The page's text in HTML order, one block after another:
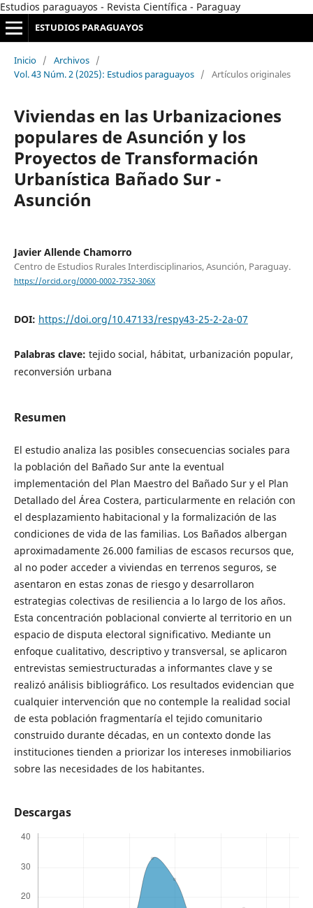
Estudios paraguayos - Revista Científica - Paraguay
ESTUDIOS PARAGUAYOS
Inicio / Archivos /
Vol. 43 Núm. 2 (2025): Estudios paraguayos / Artículos originales
Viviendas en las Urbanizaciones
populares de Asunción y los
Proyectos de Transformación
Urbanística Bañado Sur -
Asunción
Javier Allende Chamorro
Centro de Estudios Rurales Interdisciplinarios, Asunción, Paraguay.
https://orcid.org/0000-0002-7352-306X
DOI: https://doi.org/10.47133/respy43-25-2-2a-07
Palabras clave: tejido social, hábitat, urbanización popular,
reconversión urbana
Resumen
El estudio analiza las posibles consecuencias sociales para
la población del Bañado Sur ante la eventual
implementación del Plan Maestro del Bañado Sur y el Plan
Detallado del Área Costera, particularmente en relación con
el desplazamiento habitacional y la formalización de las
condiciones de vida de las familias. Los Bañados albergan
aproximadamente 26.000 familias de escasos recursos que,
al no poder acceder a viviendas en terrenos seguros, se
asentaron en estas zonas de riesgo y desarrollaron
estrategias colectivas de resiliencia a lo largo de los años.
Esta concentración poblacional convierte al territorio en un
espacio de disputa electoral significativo. Mediante un
enfoque cualitativo, descriptivo y transversal, se aplicaron
entrevistas semiestructuradas a informantes clave y se
realizó análisis bibliográfico. Los resultados evidencian que
cualquier intervención que no contemple la realidad social
de esta población fragmentaría el tejido comunitario
construido durante décadas, en un contexto donde las
instituciones tienden a priorizar los intereses inmobiliarios
sobre las necesidades de los habitantes.
Descargas